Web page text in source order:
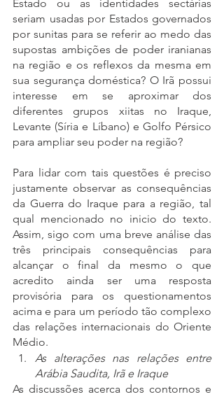
Estado ou as identidades sectárias
seriam usadas por Estados governados
por sunitas para se referir ao medo das
supostas ambições de poder iranianas
na região e os reflexos da mesma em
sua segurança doméstica? O Irã possui
interesse em se aproximar dos
diferentes grupos xiitas no Iraque,
Levante (Síria e Líbano) e Golfo Pérsico
para ampliar seu poder na região?
Para lidar com tais questões é preciso
justamente observar as consequências
da Guerra do Iraque para a região, tal
qual mencionado no inicio do texto.
Assim, sigo com uma breve análise das
três principais consequências para
alcançar o final da mesmo o que
acredito ainda ser uma resposta
provisória para os questionamentos
acima e para um período tão complexo
das relações internacionais do Oriente
Médio.
As alterações nas relações entre
Arábia Saudita, Irã e Iraque
As discussões acerca dos contornos e